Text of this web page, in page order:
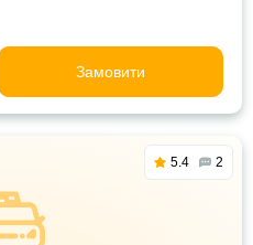
Замовити
5.4 2